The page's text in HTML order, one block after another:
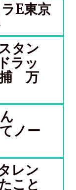
E東京
タン
ラッ
捕 万
ノー
レン
こと